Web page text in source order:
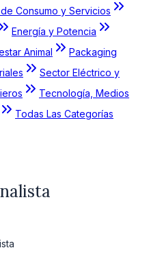
Consumo y Servicios
Energía y Potencia
Animal
Packaging
Sector Eléctrico y
Tecnología, Medios
Todas Las Categorías